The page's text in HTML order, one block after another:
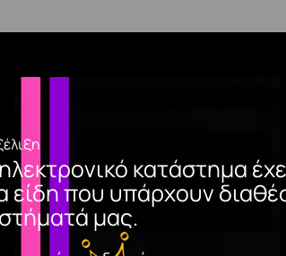
κατάστημα
είδη που υπάρχουν
μας.